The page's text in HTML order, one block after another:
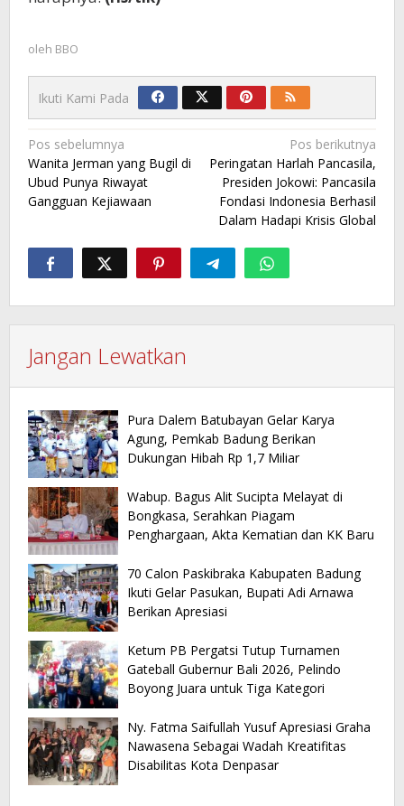
oleh BBO
Ikuti Kami Pada
Navigasi
pos
Pos sebelumnya
Wanita Jerman yang Bugil di
Ubud Punya Riwayat
Gangguan Kejiawaan
Pos berikutnya
Peringatan Harlah Pancasila,
Presiden Jokowi: Pancasila
Fondasi Indonesia Berhasil
Dalam Hadapi Krisis Global
Jangan Lewatkan
Pura Dalem Batubayan Gelar Karya
Agung, Pemkab Badung Berikan
Dukungan Hibah Rp 1,7 Miliar
Wabup. Bagus Alit Sucipta Melayat di
Bongkasa, Serahkan Piagam
Penghargaan, Akta Kematian dan KK Baru
70 Calon Paskibraka Kabupaten Badung
Ikuti Gelar Pasukan, Bupati Adi Arnawa
Berikan Apresiasi
Ketum PB Pergatsi Tutup Turnamen
Gateball Gubernur Bali 2026, Pelindo
Boyong Juara untuk Tiga Kategori
Ny. Fatma Saifullah Yusuf Apresiasi Graha
Nawasena Sebagai Wadah Kreatifitas
Disabilitas Kota Denpasar